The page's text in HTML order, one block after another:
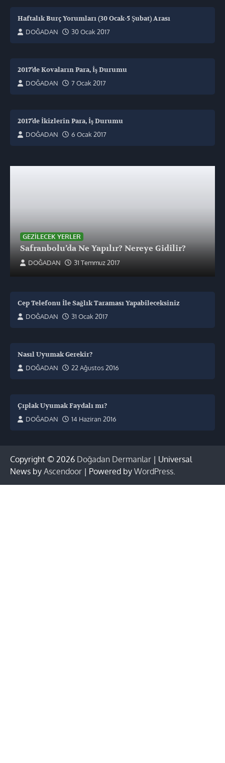
Haftalık Burç Yorumları (30 Ocak-5 Şubat) Arası
DOĞADAN
30 Ocak 2017
2017’de Kovaların Para, İş Durumu
DOĞADAN
7 Ocak 2017
2017’de İkizlerin Para, İş Durumu
DOĞADAN
6 Ocak 2017
GEZILECEK YERLER
Safranbolu’da Ne Yapılır? Nereye Gidilir?
DOĞADAN 31 Temmuz 2017
Cep Telefonu İle Sağlık Taraması Yapabileceksiniz
DOĞADAN
31 Ocak 2017
Nasıl Uyumak Gerekir?
DOĞADAN
22 Ağustos 2016
Çıplak Uyumak Faydalı mı?
DOĞADAN
14 Haziran 2016
Copyright © 2026 Doğadan Dermanlar | Universal
News by Ascendoor | Powered by WordPress